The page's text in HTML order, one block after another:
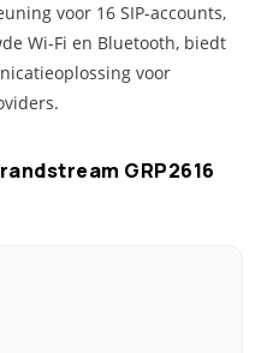
voor 16 SIP-accounts,
Wi-Fi en Bluetooth, biedt
voor
GRP2616